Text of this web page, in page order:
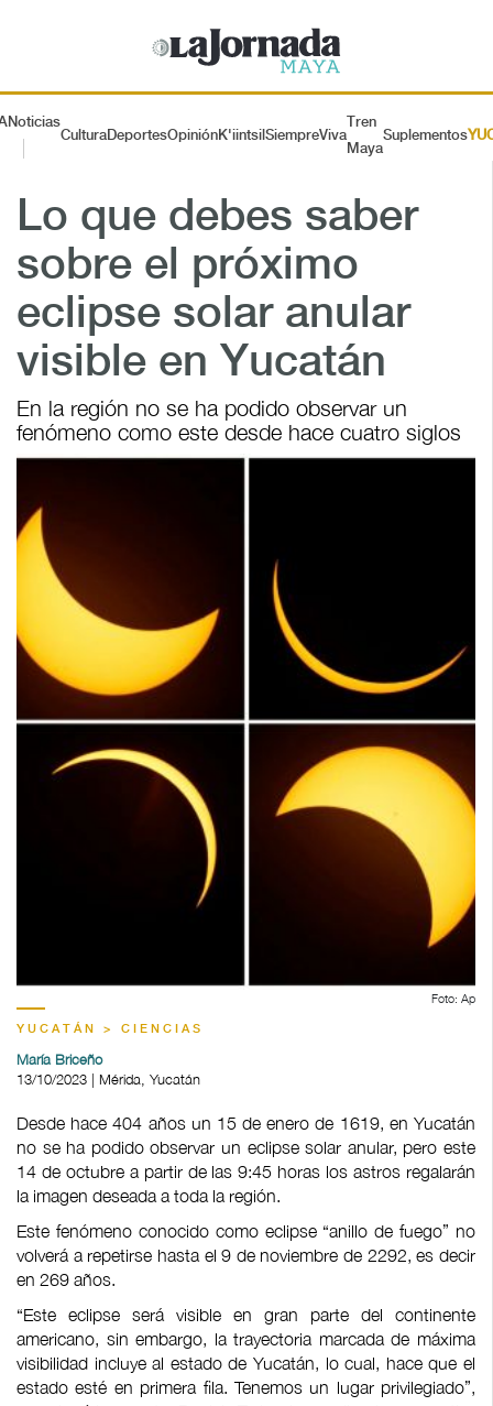
Noticias
CulturaDeportesOpiniónK'iintsil SiempreViva
Tren
Maya
Suplementos
Lo que debes saber
sobre el próximo
eclipse solar anular
visible en Yucatán
En la región no se ha podido observar un
fenómeno como este desde hace cuatro siglos
Foto: Ap
YUCATÁN > CIENCIAS
María Briceño
13/10/2023 | Mérida, Yucatán
Desde hace 404 años un 15 de enero de 1619, en Yucatán
no se ha podido observar un eclipse solar anular, pero este
14 de octubre a partir de las 9:45 horas los astros regalarán
la imagen deseada a toda la región.
Este fenómeno conocido como eclipse “anillo de fuego” no
volverá a repetirse hasta el 9 de noviembre de 2292, es decir
en 269 años.
“Este eclipse será visible en gran parte del continente
americano, sin embargo, la trayectoria marcada de máxima
visibilidad incluye al estado de Yucatán, lo cual, hace que el
estado esté en primera fila. Tenemos un lugar privilegiado”,